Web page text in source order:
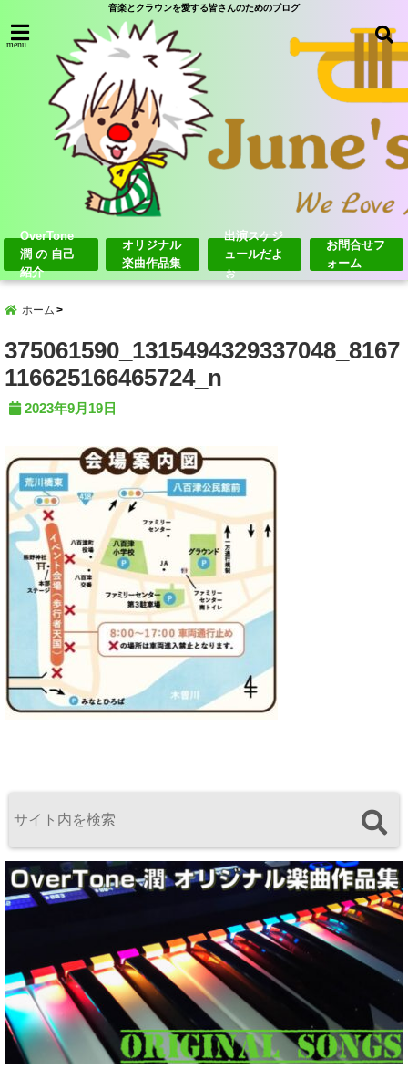
音楽とクラウンを愛する皆さんのためのブログ
menu
OverTone
潤 の 自己
紹介
オリジナル
楽曲作品集
出演スケジ
ュールだよ
ぉ
お問合せフ
ォーム
ホーム
375061590_1315494329337048_8167
116625166465724_n
2023年9月19日